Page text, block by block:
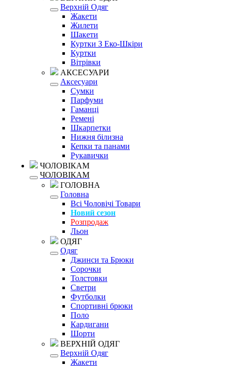
Верхній Одяг
Жакети
Жилети
Шакети
Куртки З Еко-Шкіри
Куртки
Вітрівки
АКСЕСУАРИ
Аксесуари
Сумки
Парфуми
Гаманці
Ремені
Шкарпетки
Нижня білизна
Кепки та панами
Рукавички
ЧОЛОВІКАМ
ЧОЛОВІКАМ
ГОЛОВНА
Головна
Всі Чоловічі Товари
Новий сезон
Розпродаж
Льон
ОДЯГ
Одяг
Джинси та Брюки
Сорочки
Толстовки
Светри
Футболки
Спортивні брюки
Поло
Кардигани
Шорти
ВЕРХНІЙ ОДЯГ
Верхній Одяг
Жакети